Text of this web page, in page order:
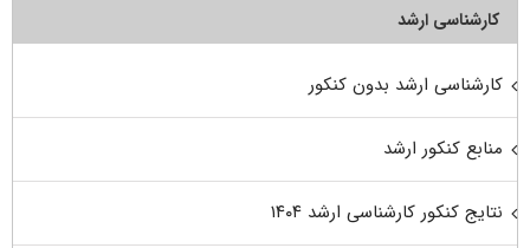
کارشناسی ارشد
کارشناسی ارشد بدون کنکور
منابع کنکور ارشد
نتایج کنکور کارشناسی ارشد ۱۴۰۴